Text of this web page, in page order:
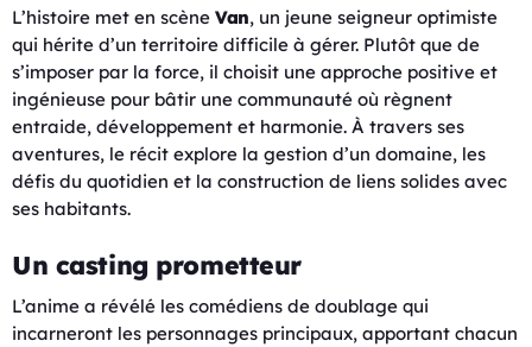
L’histoire met en scène Van, un jeune seigneur optimiste
qui hérite d’un territoire difficile à gérer. Plutôt que de
s’imposer par la force, il choisit une approche positive et
ingénieuse pour bâtir une communauté où règnent
entraide, développement et harmonie. À travers ses
aventures, le récit explore la gestion d’un domaine, les
défis du quotidien et la construction de liens solides avec
ses habitants.
Un casting prometteur
L’anime a révélé les comédiens de doublage qui
incarneront les personnages principaux, apportant chacun